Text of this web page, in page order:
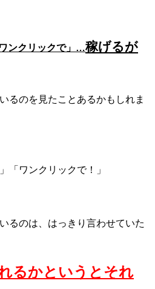
ンクリックで」…稼げるが
るのを見たことあるかもしれま
「ワンクリックで！」
るのは、はっきり言わせていた
るかというとそれ